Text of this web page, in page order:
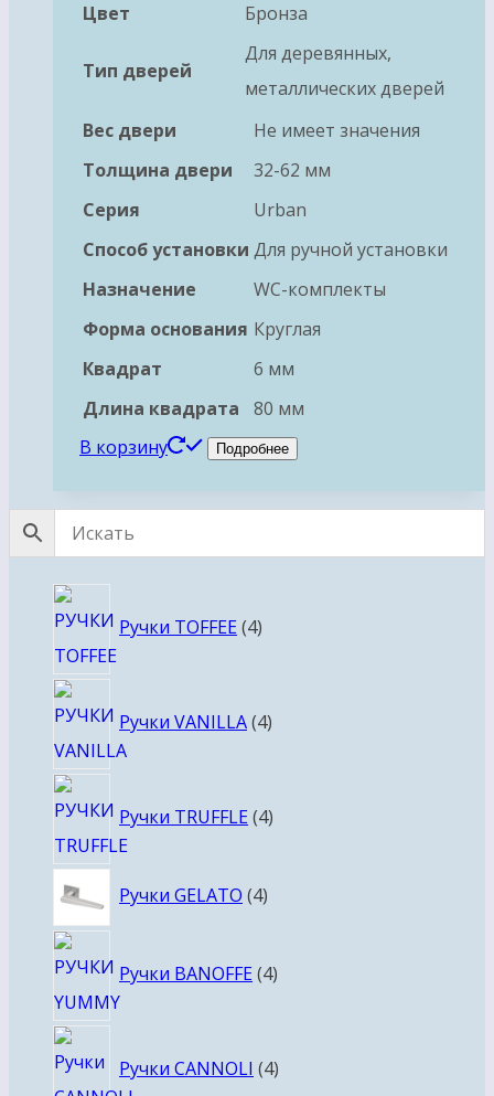
Цвет Бронза
Тип дверей
Для деревянных,
металлических дверей
Вес двери
Не имеет значения
Толщина двери
32-62 мм
Серия
Urban
Способ установки Для ручной установки
Назначение
WC-комплекты
Форма основания Круглая
Квадрат
6 мм
Длина квадрата
80 мм
В корзину
Подробнее
Ручки TOFFEE 4товара
Ручки VANILLA 4товара
Ручки TRUFFLE 4товара
Ручки GELATO 44
Ручки BANOFFE 4товара
Ручки CANNOLI 4товара